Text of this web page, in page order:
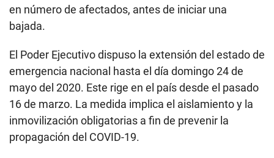
en número de afectados, antes de iniciar una
bajada.
El Poder Ejecutivo dispuso la extensión del estado de
emergencia nacional hasta el día domingo 24 de
mayo del 2020. Este rige en el país desde el pasado
16 de marzo. La medida implica el aislamiento y la
inmovilización obligatorias a fin de prevenir la
propagación del COVID-19.